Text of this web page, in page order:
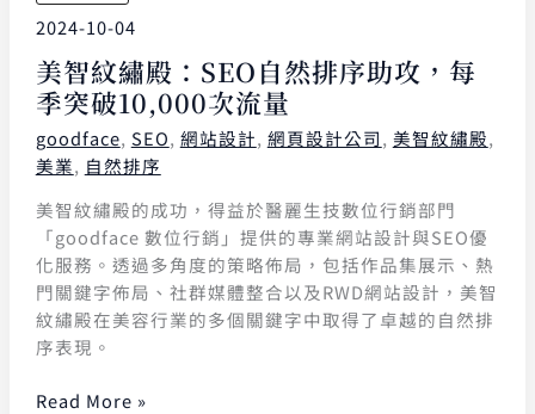
2024-10-04
美智紋繡殿：SEO自然排序助攻，每
季突破10,000次流量
goodface, SEO, 網站設計, 網頁設計公司, 美智紋繡殿,
美業, 自然排序
美智紋繡殿的成功，得益於醫麗生技數位行銷部門
「goodface 數位行銷」提供的專業網站設計與SEO優
化服務。透過多角度的策略佈局，包括作品集展示、熱
門關鍵字佈局、社群媒體整合以及RWD網站設計，美智
紋繡殿在美容行業的多個關鍵字中取得了卓越的自然排
序表現。
Read More »